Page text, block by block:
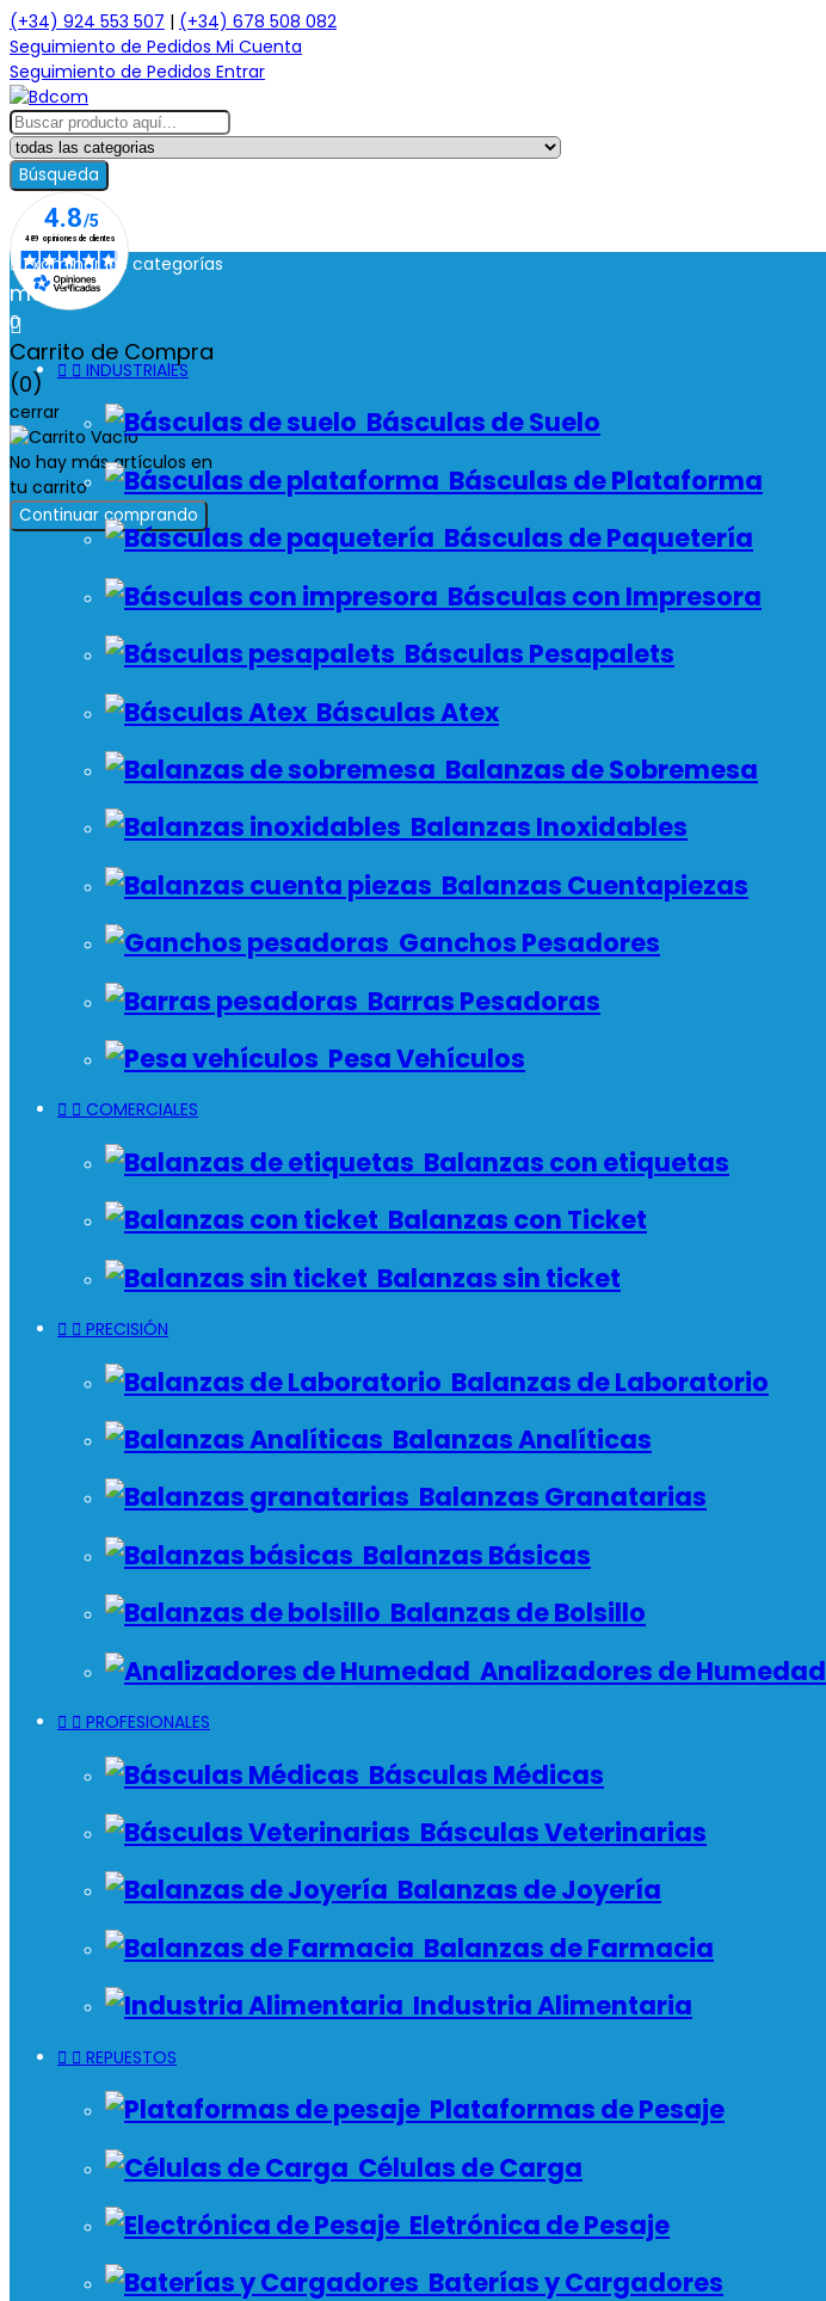
(+34) 924 553 507 | (+34) 678 508 082
Seguimiento de Pedidos Mi Cuenta
Seguimiento de Pedidos Entrar
Búsqueda
0
Carrito de Compra
(0)
cerrar
No hay más artículos en
tu carrito
Continuar comprando
 Examinar las categorías
menú

  INDUSTRIAlES
Básculas de Suelo
Básculas de Plataforma
Básculas de Paquetería
Básculas con Impresora
Básculas Pesapalets
Básculas Atex
Balanzas de Sobremesa
Balanzas Inoxidables
Balanzas Cuentapiezas
Ganchos Pesadores
Barras Pesadoras
Pesa Vehículos
  COMERCIALES
Balanzas con etiquetas
Balanzas con Ticket
Balanzas sin ticket
  PRECISIÓN
Balanzas de Laboratorio
Balanzas Analíticas
Balanzas Granatarias
Balanzas Básicas
Balanzas de Bolsillo
Analizadores de Humedad
  PROFESIONALES
Básculas Médicas
Básculas Veterinarias
Balanzas de Joyería
Balanzas de Farmacia
Industria Alimentaria
  REPUESTOS
Plataformas de Pesaje
Células de Carga
Eletrónica de Pesaje
Baterías y Cargadores